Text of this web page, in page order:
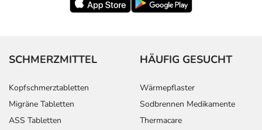
SCHMERZMITTEL
Kopfschmerztabletten
Migräne Tabletten
ASS Tabletten
HÄUFIG GESUCHT
Wärmepflaster
Sodbrennen Medikamente
Thermacare